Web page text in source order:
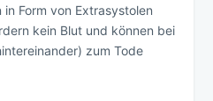
Form von Extrasystolen
kein Blut und können bei
zum Tode